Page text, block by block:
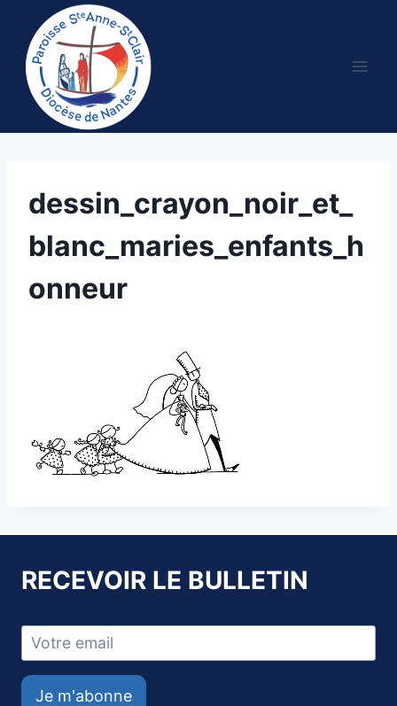
contenu
dessin_crayon_noir_et_
blanc_maries_enfants_h
onneur
RECEVOIR LE BULLETIN
Je m'abonne